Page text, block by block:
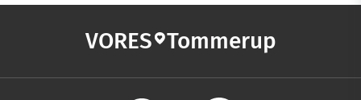
VORES Tommerup